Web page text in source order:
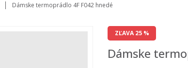
Dámske termoprádlo 4F F042 hnedé
ZĽAVA 25 %
Dámske